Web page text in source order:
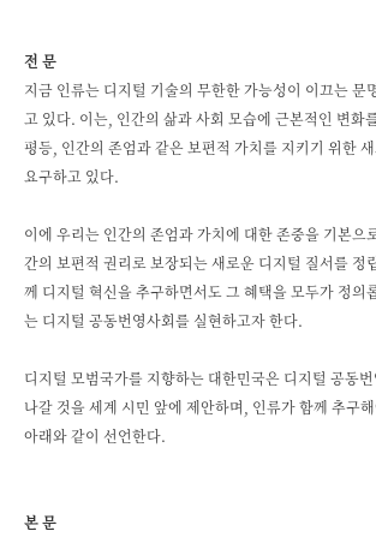
전 문
지금 인류는 디지털 기술의 무한한 가능성이 이끄는 문
고 있다. 이는, 인간의 삶과 사회 모습에 근본적인 변화
평등, 인간의 존엄과 같은 보편적 가치를 지키기 위한
요구하고 있다.
이에 우리는 인간의 존엄과 가치에 대한 존중을 기본으
간의 보편적 권리로 보장되는 새로운 디지털 질서를 정
께 디지털 혁신을 추구하면서도 그 혜택을 모두가 정의
는 디지털 공동번영사회를 실현하고자 한다.
디지털 모범국가를 지향하는 대한민국은 디지털 공동
나갈 것을 세계 시민 앞에 제안하며, 인류가 함께 추구
아래와 같이 선언한다.
본 문